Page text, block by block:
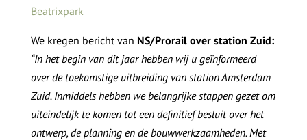
Beatrixpark
We kregen bericht van NS/Prorail over station Zuid:
“In het begin van dit jaar hebben wij u geïnformeerd
over de toekomstige uitbreiding van station Amsterdam
Zuid. Inmiddels hebben we belangrijke stappen gezet om
uiteindelijk te komen tot een definitief besluit over het
ontwerp, de planning en de bouwwerkzaamheden. Met